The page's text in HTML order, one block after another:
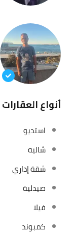
أنواع العقارات
استديو
شاليه
شقة إداري
صيدلية
فيلا
كمبوند